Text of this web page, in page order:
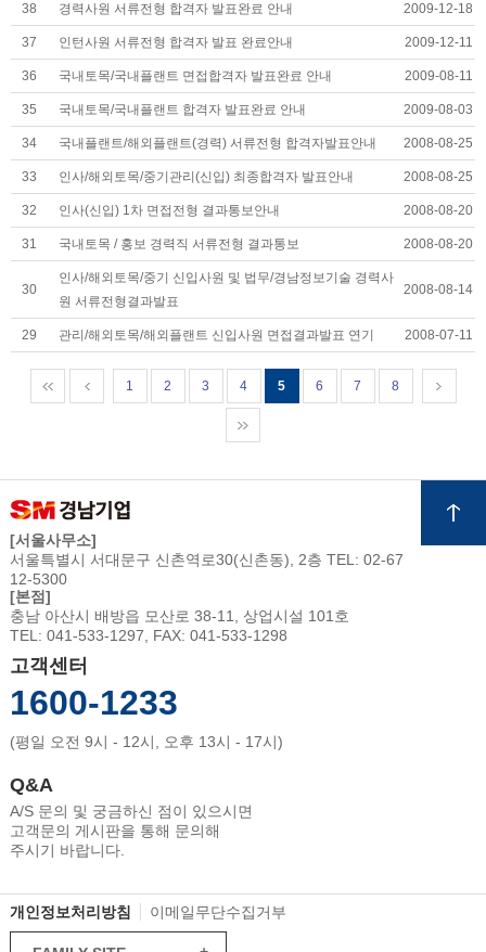
38 경력사원 서류전형 합격자 발표완료 안내 2009-12-18
37 인턴사원 서류전형 합격자 발표 완료안내 2009-12-11
36 국내토목/국내플랜트 면접합격자 발표완료 안내 2009-08-11
35 국내토목/국내플랜트 합격자 발표완료 안내 2009-08-03
34 국내플랜트/해외플랜트(경력) 서류전형 합격자발표안내 2008-08-25
33 인사/해외토목/중기관리(신입) 최종합격자 발표안내 2008-08-25
32 인사(신입) 1차 면접전형 결과통보안내 2008-08-20
31 국내토목 / 홍보 경력직 서류전형 결과통보 2008-08-20
30
인사/해외토목/중기 신입사원 및 법무/경남정보기술 경력사
원 서류전형결과발표
2008-08-14
29 관리/해외토목/해외플랜트 신입사원 면접결과발표 연기 2008-07-11
1 2 3 4 5 6 7 8
[서울사무소]
서울특별시 서대문구 신촌역로30(신촌동), 2층 TEL: 02-67
12-5300
[본점]
충남 아산시 배방읍 모산로 38-11, 상업시설 101호
TEL: 041-533-1297, FAX: 041-533-1298
고객센터
1600-1233
(평일 오전 9시 - 12시, 오후 13시 - 17시)
Q&A
A/S 문의 및 궁금하신 점이 있으시면
고객문의 게시판을 통해 문의해
주시기 바랍니다.
개인정보처리방침 이메일무단수집거부